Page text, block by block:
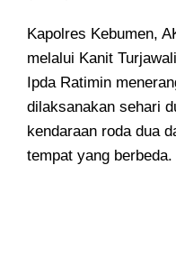
Kapolres Kebumen,
melalui Kanit
Ipda Ratimin
dilaksanakan sehari
kendaraan roda dua
tempat yang berbeda.